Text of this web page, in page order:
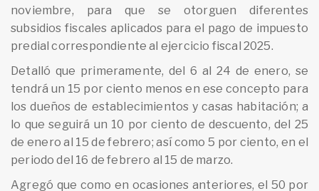
noviembre, para que se otorguen diferentes
subsidios fiscales aplicados para el pago de impuesto
predial correspondiente al ejercicio fiscal 2025.
Detalló que primeramente, del 6 al 24 de enero, se
tendrá un 15 por ciento menos en ese concepto para
los dueños de establecimientos y casas habitación; a
lo que seguirá un 10 por ciento de descuento, del 25
de enero al 15 de febrero; así como 5 por ciento, en el
periodo del 16 de febrero al 15 de marzo.
Agregó que como en ocasiones anteriores, el 50 por